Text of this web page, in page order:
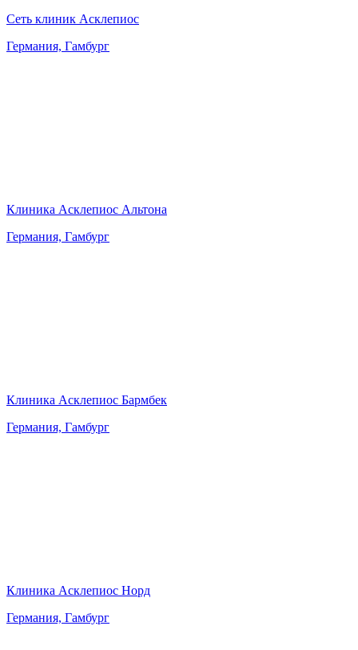
Сеть клиник Асклепиос
Германия, Гамбург
Клиника Асклепиос Альтона
Германия, Гамбург
Клиника Асклепиос Бармбек
Германия, Гамбург
Клиника Асклепиос Норд
Германия, Гамбург